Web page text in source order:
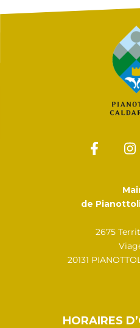
de
2675
20131
HORAIRES